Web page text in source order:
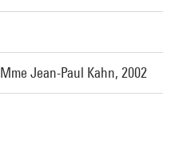
Jean-Paul Kahn, 2002